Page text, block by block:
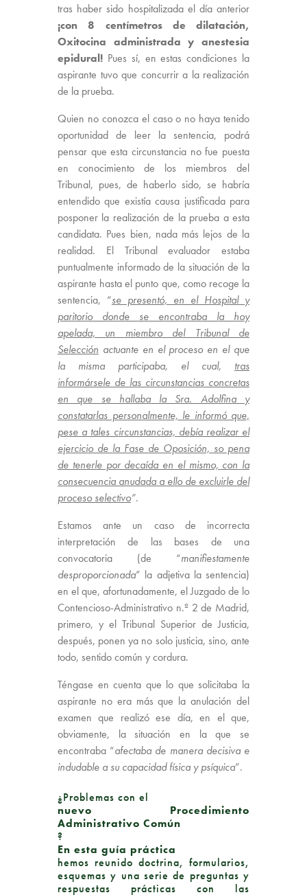
tras haber sido hospitalizada el día anterior
¡con 8 centímetros de dilatación,
Oxitocina administrada y anestesia
epidural! Pues sí, en estas condiciones la
aspirante tuvo que concurrir a la realización
de la prueba.
Quien no conozca el caso o no haya tenido
oportunidad de leer la sentencia, podrá
pensar que esta circunstancia no fue puesta
en conocimiento de los miembros del
Tribunal, pues, de haberlo sido, se habría
entendido que existía causa justificada para
posponer la realización de la prueba a esta
candidata. Pues bien, nada más lejos de la
realidad. El Tribunal evaluador estaba
puntualmente informado de la situación de la
aspirante hasta el punto que, como recoge la
sentencia, “se presentó, en el Hospital y
paritorio donde se encontraba la hoy
apelada, un miembro del Tribunal de
Selección actuante en el proceso en el que
la misma participaba, el cual, tras
informársele de las circunstancias concretas
en que se hallaba la Sra. Adolfina y
constatarlas personalmente, le informó que,
pese a tales circunstancias, debía realizar el
ejercicio de la Fase de Oposición, so pena
de tenerle por decaída en el mismo, con la
consecuencia anudada a ello de excluirle del
proceso selectivo”.
Estamos ante un caso de incorrecta
interpretación de las bases de una
convocatoria (de “manifiestamente
desproporcionada” la adjetiva la sentencia)
en el que, afortunadamente, el Juzgado de lo
Contencioso-Administrativo n.º 2 de Madrid,
primero, y el Tribunal Superior de Justicia,
después, ponen ya no solo justicia, sino, ante
todo, sentido común y cordura.
Téngase en cuenta que lo que solicitaba la
aspirante no era más que la anulación del
examen que realizó ese día, en el que,
obviamente, la situación en la que se
encontraba “afectaba de manera decisiva e
indudable a su capacidad física y psíquica”.
¿Problemas con el
nuevo Procedimiento
Administrativo Común
?
En esta guía práctica
hemos reunido doctrina, formularios,
esquemas y una serie de preguntas y
respuestas prácticas con las